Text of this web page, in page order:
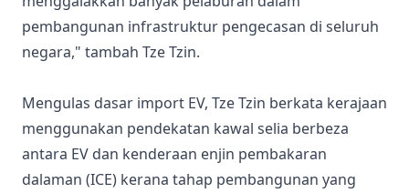
pembangunan infrastruktur pengecasan di seluruh
negara," tambah Tze Tzin.
Mengulas dasar import EV, Tze Tzin berkata kerajaan
menggunakan pendekatan kawal selia berbeza
antara EV dan kenderaan enjin pembakaran
dalaman (ICE) kerana tahap pembangunan yang